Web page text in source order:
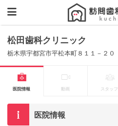
松田歯科クリニック
栃木県宇都宮市平松本町８１１－２０
医院情報 動画 スタッフ
医院情報